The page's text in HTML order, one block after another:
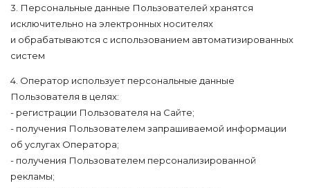
3. Персональные данные Пользователей хранятся
исключительно на электронных носителях
и обрабатываются с использованием автоматизированных
систем
4. Оператор использует персональные данные
Пользователя в целях:
- регистрации Пользователя на Сайте;
- получения Пользователем запрашиваемой информации
об услугах Оператора;
- получения Пользователем персонализированной
рекламы;